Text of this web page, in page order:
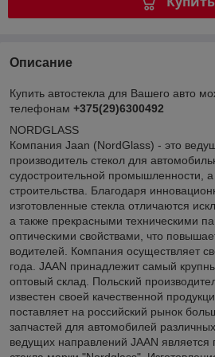
Описание
Купить автостекла для Вашего авто
телефонам +375(29)6300492
NORDGLASS
Компания Jaan (NordGlass) - это
производитель стекол для
судостроительной промышленности, а
строительства. Благодаря
изготовленные стекла отличаются
а также прекрасными техническими
оптическими свойствами, что
водителей. Компания осуществляет
года. JAAN принадлежит самый
оптовый склад. Польский
известен своей качественной
поставляет на российский рынок
запчастей для автомобилей
ведущих направлений JAAN является